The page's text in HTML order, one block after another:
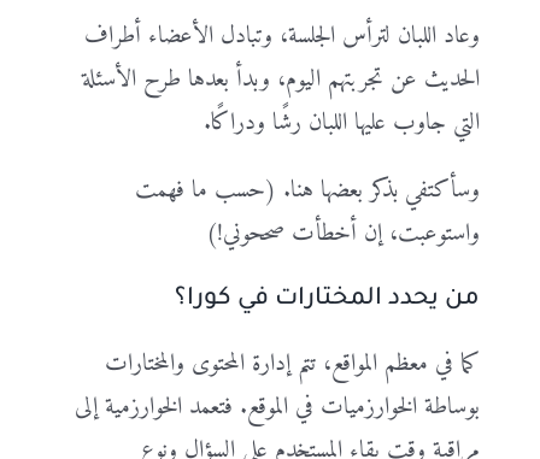
وعاد اللبان لترأس الجلسة، وتبادل الأعضاء أطراف
الحديث عن تجربتهم اليوم، وبدأ بعدها طرح الأسئلة
التي جاوب عليها اللبان رشًا ودراكًا.
وسأكتفي بذكر بعضها هنا. (حسب ما فهمت
واستوعبت، إن أخطأت صححوني!)
من يحدد المختارات في كورا؟
كما في معظم المواقع، تتم إدارة المحتوى والمختارات
بوساطة الخوارزميات في الموقع. فتعمد الخوارزمية إلى